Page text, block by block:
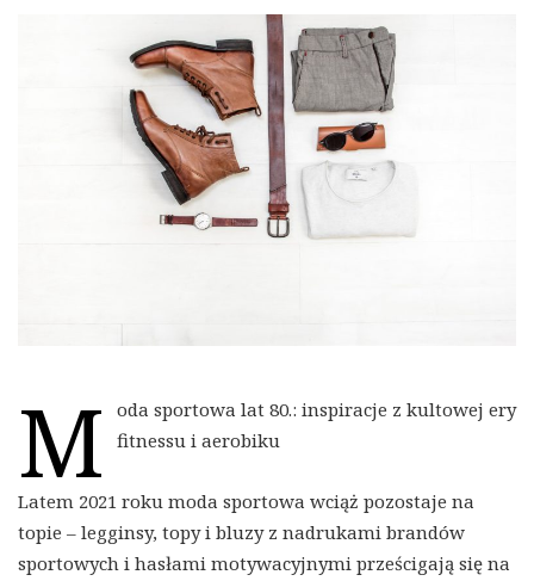
M
oda sportowa lat 80.: inspiracje z kultowej ery
fitnessu i aerobiku
Latem 2021 roku moda sportowa wciąż pozostaje na
topie – legginsy, topy i bluzy z nadrukami brandów
sportowych i hasłami motywacyjnymi prześcigają się na